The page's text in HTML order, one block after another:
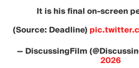
It is his final on-screen
(Source: Deadline)
— DiscussingFilm
2026